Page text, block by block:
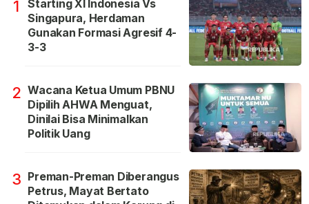
1
Starting XI Indonesia Vs
Singapura, Herdaman
Gunakan Formasi Agresif 4-
3-3
2 Wacana Ketua Umum PBNU
Dipilih AHWA Menguat,
Dinilai Bisa Minimalkan
Politik Uang
3 Preman-Preman Diberangus
Petrus, Mayat Bertato